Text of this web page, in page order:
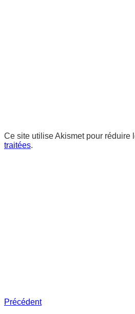
Ce site utilise Akismet pour réduire
traitées.
Précédent